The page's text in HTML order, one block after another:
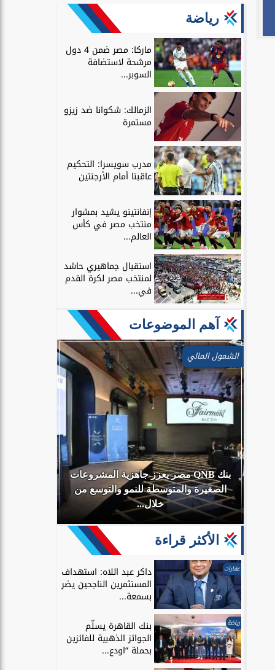
رياضة
ماركا: مصر ضمن 4 دول
مرشحة لاستضافة
السوبر...
الزمالك: شكوانا ضد زيزو
مستمرة
مدرب سويسرا: التحكيم
عاقبنا أمام الأرجنتين
إنفانتينو يشيد بمشوار
منتخب مصر في كأس
العالم...
استقبال جماهيري حاشد
لمنتخب مصر لكرة القدم
في...
آهم الموضوعات
الشمول المالي
بنك QNB مصر يعزز جاهزية المشروعات
الصغيرة والمتوسطة للنمو والتوسع من
خلال...
الأكثر قراءة
عقارات داكر عبد اللاه: استهداف
المستثمرين الناجحين يضر
بسمعة...
رياضة بنك القاهرة يسلّم
الجوائز الذهبية للفائزين
بحملة “اودع...